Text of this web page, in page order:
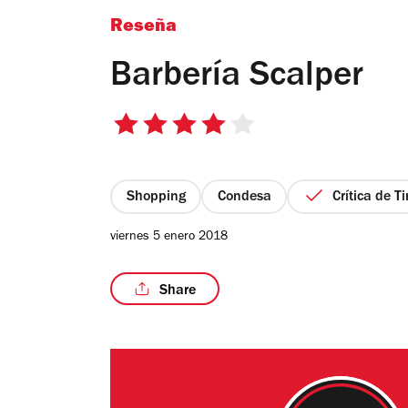
Reseña
Barbería Scalper
4
estrellas
Shopping Condesa Crítica de
viernes 5 enero 2018
Share